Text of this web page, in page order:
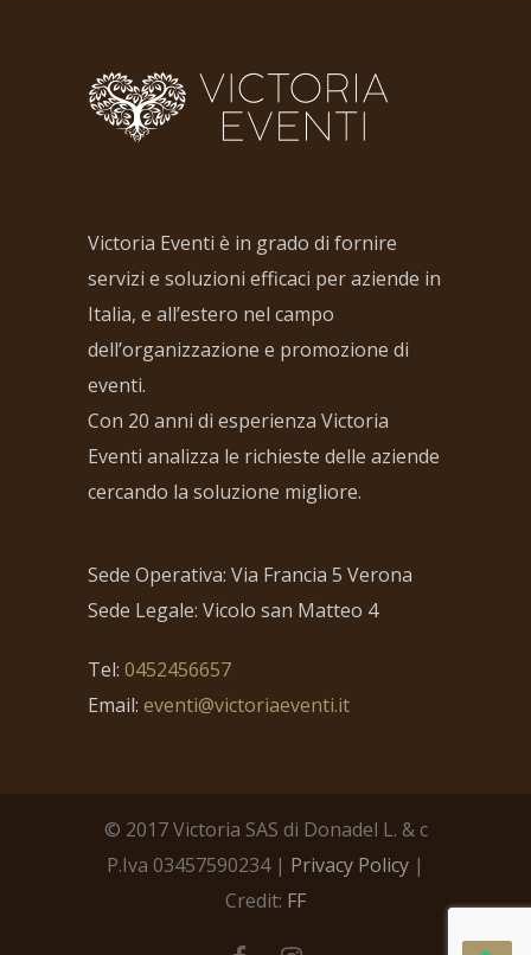
Victoria Eventi è in grado di fornire
servizi e soluzioni efficaci per aziende in
Italia, e all’estero nel campo
dell’organizzazione e promozione di
eventi.
Con 20 anni di esperienza Victoria
Eventi analizza le richieste delle aziende
cercando la soluzione migliore.
Sede Operativa: Via Francia 5 Verona
Sede Legale: Vicolo san Matteo 4
Tel: 0452456657
Email: eventi@victoriaeventi.it
© 2017 Victoria SAS di Donadel L. & c
P.Iva 03457590234 | Privacy Policy |
Credit: FF